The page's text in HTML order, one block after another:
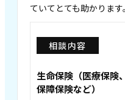
ていてとても助かります。
相談内容
生命保険（医療保険
保障保険など）